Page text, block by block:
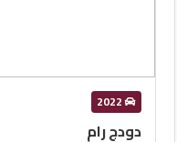
2022
دودج رام